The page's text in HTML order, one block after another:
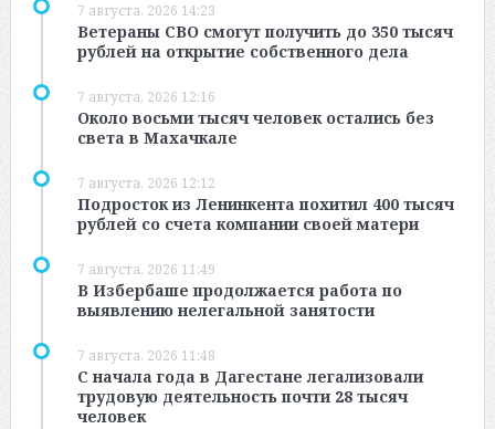
7 августа, 2026 14:23
Ветераны СВО смогут получить до 350 тысяч
рублей на открытие собственного дела
7 августа, 2026 12:16
Около восьми тысяч человек остались без
света в Махачкале
7 августа, 2026 12:12
Подросток из Ленинкента похитил 400 тысяч
рублей со счета компании своей матери
7 августа, 2026 11:49
В Избербаше продолжается работа по
выявлению нелегальной занятости
7 августа, 2026 11:48
С начала года в Дагестане легализовали
трудовую деятельность почти 28 тысяч
человек